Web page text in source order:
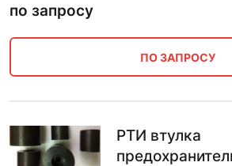
по запросу
ПО ЗАПРОСУ
РТИ втулка